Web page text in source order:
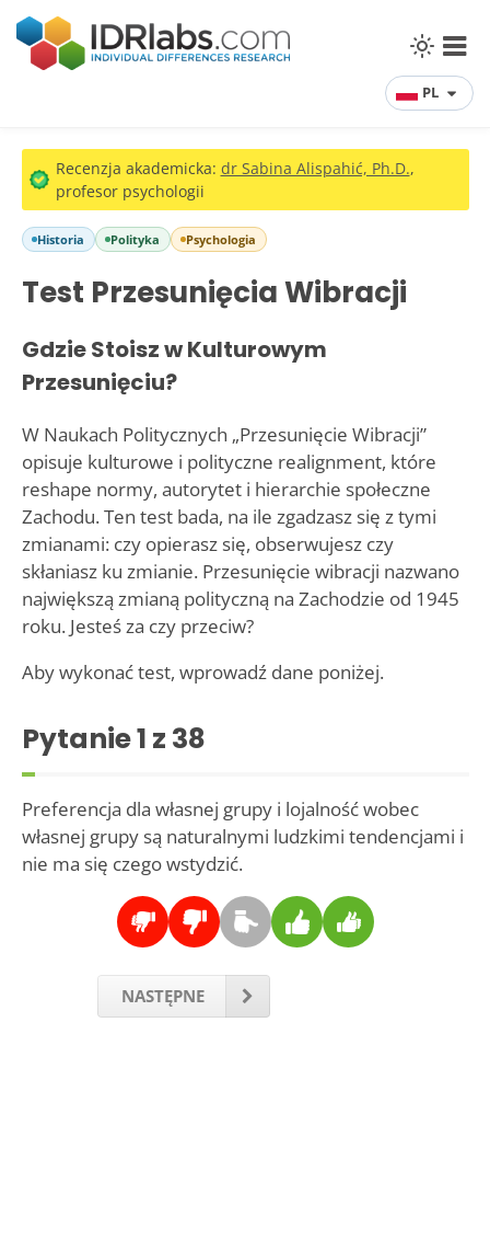
PL
Recenzja akademicka: dr Sabina Alispahić, Ph.D.,
profesor psychologii
Historia Polityka Psychologia
Test Przesunięcia Wibracji
Gdzie Stoisz w Kulturowym
Przesunięciu?
W Naukach Politycznych „Przesunięcie Wibracji”
opisuje kulturowe i polityczne realignment, które
reshape normy, autorytet i hierarchie społeczne
Zachodu. Ten test bada, na ile zgadzasz się z tymi
zmianami: czy opierasz się, obserwujesz czy
skłaniasz ku zmianie. Przesunięcie wibracji nazwano
największą zmianą polityczną na Zachodzie od 1945
roku. Jesteś za czy przeciw?
Aby wykonać test, wprowadź dane poniżej.
Pytanie1 z 38
Preferencja dla własnej grupy i lojalność wobec
własnej grupy są naturalnymi ludzkimi tendencjami i
nie ma się czego wstydzić.
NASTĘPNE